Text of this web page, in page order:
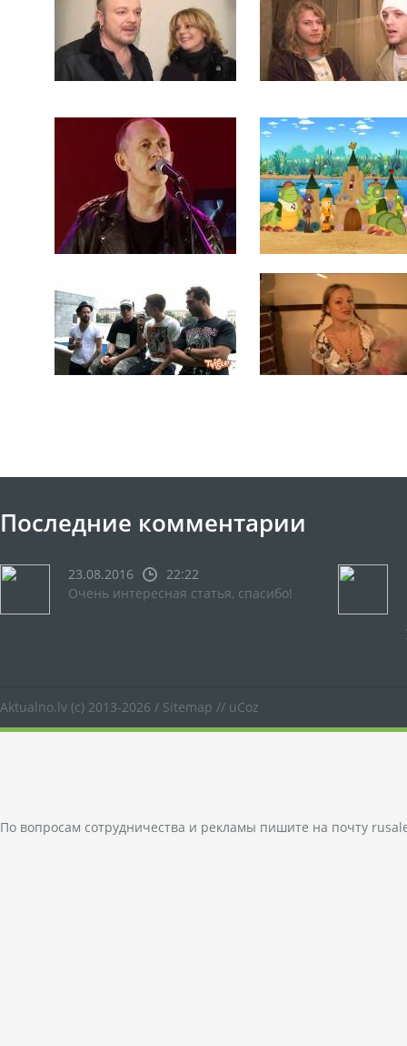
Последние комментарии
23.08.2016
22:22
Очень интересная статья, спасибо!
Aktualno.lv (c) 2013-2026 / Sitemap // uCoz
По вопросам сотрудничества и рекламы пишите на почту